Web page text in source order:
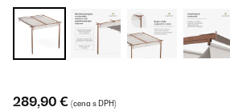
289,90 € (cena s DPH)